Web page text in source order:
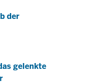
der
gelenkte